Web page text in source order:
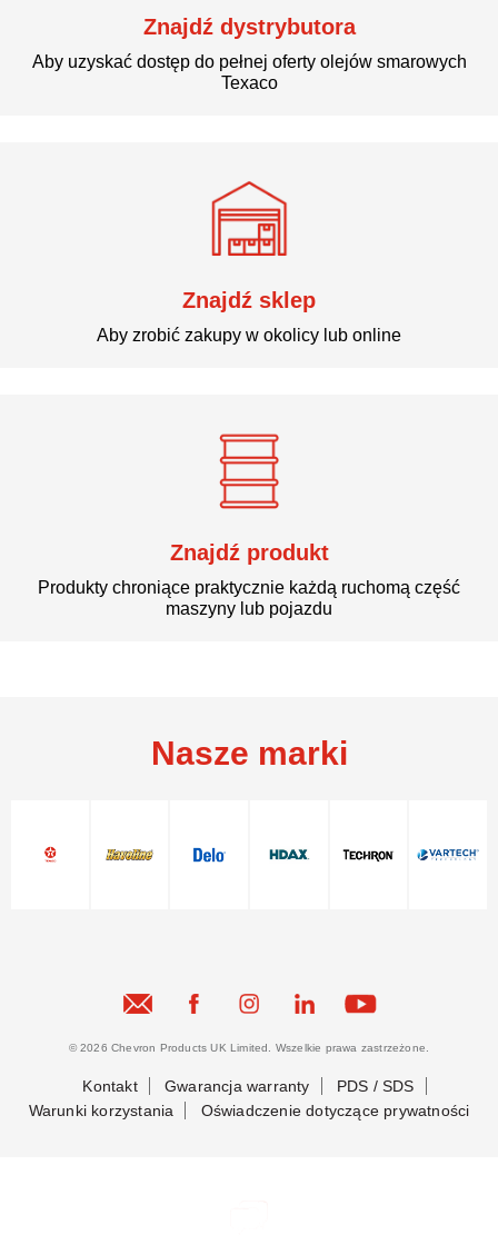
Znajdź dystrybutora
Aby uzyskać dostęp do pełnej oferty olejów smarowych
Texaco
Znajdź sklep
Aby zrobić zakupy w okolicy lub online
Znajdź produkt
Produkty chroniące praktycznie każdą ruchomą część
maszyny lub pojazdu
Nasze marki
© 2026 Chevron Products UK Limited. Wszelkie prawa zastrzeżone.
Kontakt Gwarancja warranty
PDS / SDS
Warunki korzystania
Oświadczenie dotyczące prywatności